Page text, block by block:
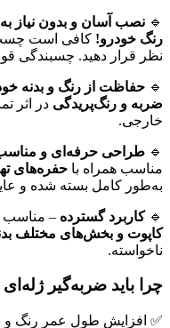
🔹 نصب آسان و بدون نیاز به
رنگ خودرو! کافی است چسب
نظر قرار دهید. چسبندگی
🔹 حفاظت از رنگ و بدنه
ضربه و رنگ‌پریدگی در اثر
خارجی.
🔹 طراحی حرفه‌ای و مناسب
مناسب همراه با حفره‌های
به‌طور کامل بسته شده و
🔹کاربرد گسترده – مناسب
کاپوت و بخش‌های مختلف
ناخواسته.
چرا باید ضربه‌گیر
✅ افزایش طول عمر رنگ و